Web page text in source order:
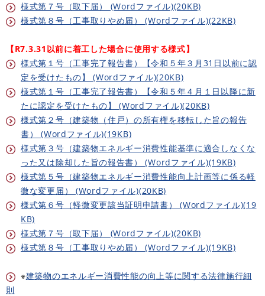
様式第７号（取下届） (Wordファイル)(20KB)
様式第８号（工事取りやめ届） (Wordファイル)(22KB)
【R7.3.31以前に着工した場合に使用する様式】
様式第１号（工事完了報告書）【令和５年３月31日以前に認
定を受けたもの】 (Wordファイル)(20KB)
様式第１号（工事完了報告書）【令和５年４月１日以降に新
たに認定を受けたもの】 (Wordファイル)(20KB)
様式第２号（建築物（住戸）の所有権を移転した旨の報告
書） (Wordファイル)(19KB)
様式第３号（建築物エネルギー消費性能基準に適合しなくな
った又は除却した旨の報告書） (Wordファイル)(19KB)
様式第５号（建築物エネルギー消費性能向上計画等に係る軽
微な変更届） (Wordファイル)(20KB)
様式第６号（軽微変更該当証明申請書） (Wordファイル)(19
KB)
様式第７号（取下届） (Wordファイル)(20KB)
様式第８号（工事取りやめ届） (Wordファイル)(19KB)
※建築物のエネルギー消費性能の向上等に関する法律施行細
則